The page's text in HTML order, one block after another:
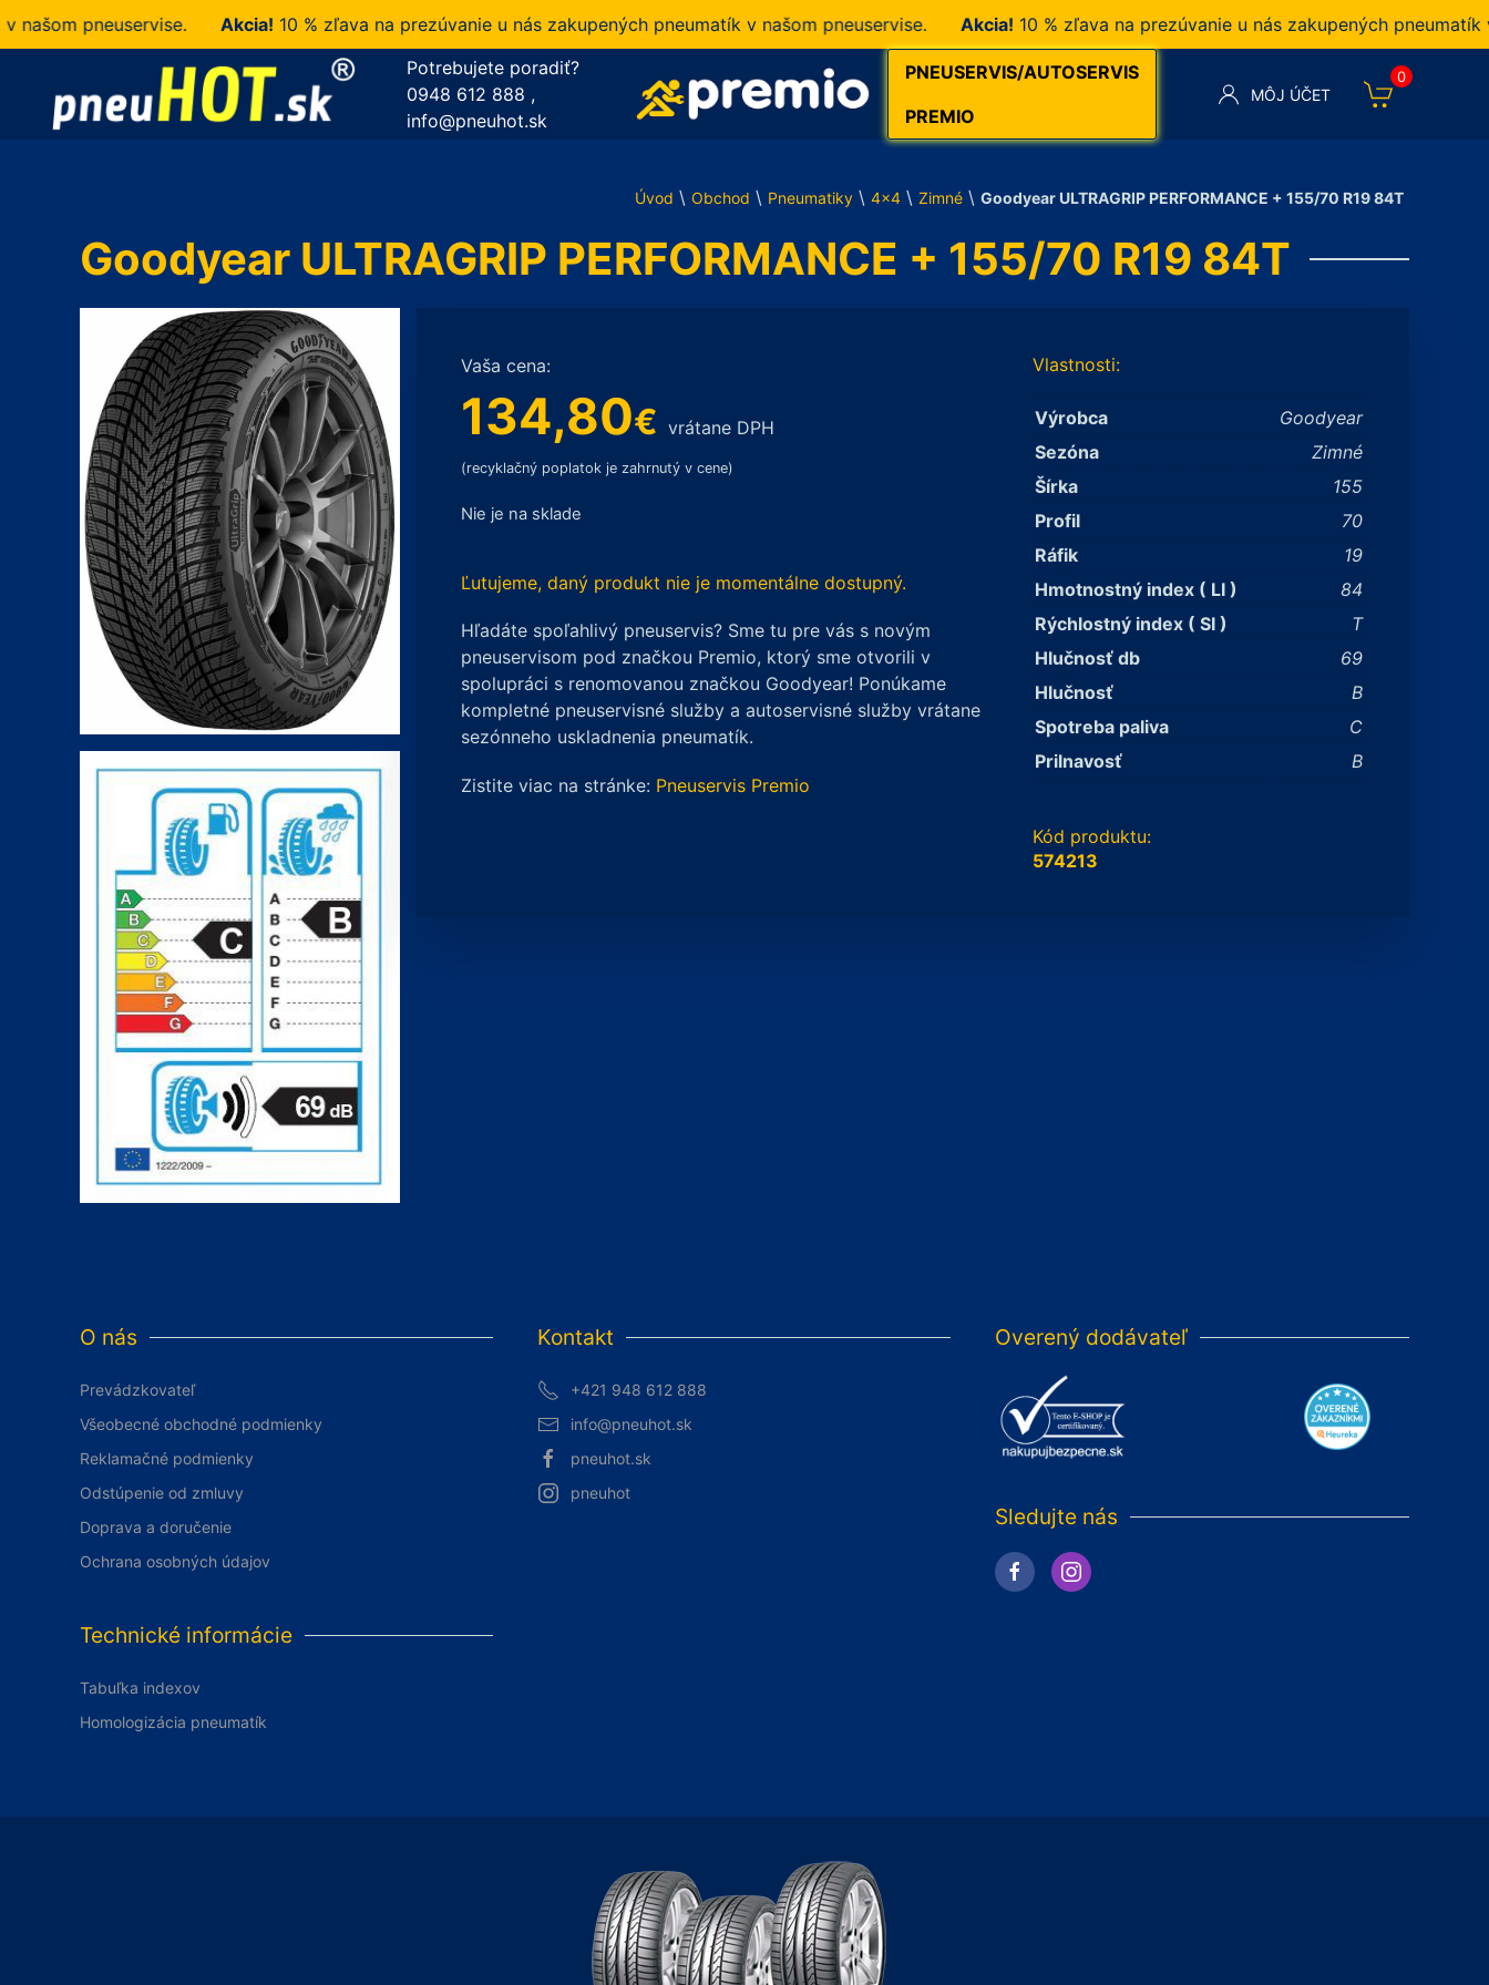
pneuservise. Akcia!10 % zľava na prezúvanie u nás zakupených pneumatík v našom pneuservise. Akcia!10 % zľava na prezúvanie u nás zakupených pneumatík v
Potrebujete poradiť?
0948 612 888 ,
info@pneuhot.sk
PNEUSERVIS/AUTOSERVIS
PREMIO
MÔJ ÚČET
0
Úvod \ Obchod \ Pneumatiky \ 4x4 \ Zimné \ Goodyear ULTRAGRIP PERFORMANCE + 155/70 R19 84T
Goodyear ULTRAGRIP PERFORMANCE + 155/70 R19 84T
Vaša cena:
134,80€ vrátane DPH
(recyklačný poplatok je zahrnutý v cene)
Nie je na sklade
Ľutujeme, daný produkt nie je momentálne dostupný.
Hľadáte spoľahlivý pneuservis? Sme tu pre vás s novým
pneuservisom pod značkou Premio, ktorý sme otvorili v
spolupráci s renomovanou značkou Goodyear! Ponúkame
kompletné pneuservisné služby a autoservisné služby vrátane
sezónneho uskladnenia pneumatík.
Zistite viac na stránke: Pneuservis Premio
Vlastnosti:
Výrobca
Goodyear
Sezóna
Zimné
Šírka
155
Profil
70
Ráfik
19
Hmotnostný index ( LI )
84
Rýchlostný index ( SI )
T
Hlučnosť db
69
Hlučnosť
B
Spotreba paliva
C
Prilnavosť
B
Kód produktu:
574213
O nás
Prevádzkovateľ
Všeobecné obchodné podmienky
Reklamačné podmienky
Odstúpenie od zmluvy
Doprava a doručenie
Ochrana osobných údajov
Technické informácie
Tabuľka indexov
Homologizácia pneumatík
Kontakt
+421 948 612 888
info@pneuhot.sk
pneuhot.sk
pneuhot
Overený dodávateľ
Sledujte nás